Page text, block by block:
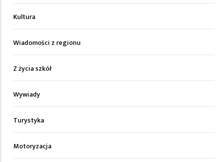
Kultura
Wiadomości z regionu
Z życia szkół
Wywiady
Turystyka
Motoryzacja